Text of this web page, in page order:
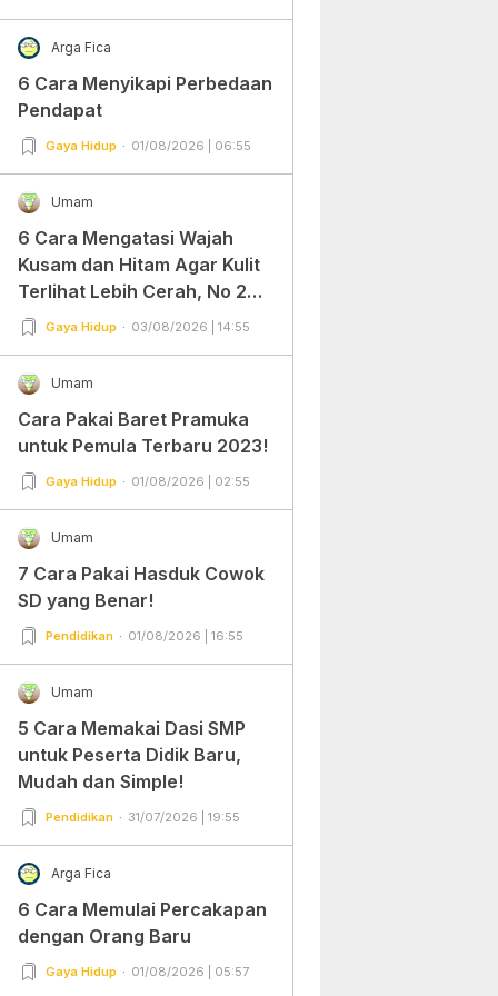
Arga Fica
6 Cara Menyikapi Perbedaan
Pendapat
Gaya Hidup 01/08/2026 | 06:55
Umam
6 Cara Mengatasi Wajah
Kusam dan Hitam Agar Kulit
Terlihat Lebih Cerah, No 2
Gampang Banget dan Mudah
Gaya Hidup 03/08/2026 | 14:55
Umam
Cara Pakai Baret Pramuka
untuk Pemula Terbaru 2023!
Gaya Hidup 01/08/2026 | 02:55
Umam
7 Cara Pakai Hasduk Cowok
SD yang Benar!
Pendidikan 01/08/2026 | 16:55
Umam
5 Cara Memakai Dasi SMP
untuk Peserta Didik Baru,
Mudah dan Simple!
Pendidikan 31/07/2026 | 19:55
Arga Fica
6 Cara Memulai Percakapan
dengan Orang Baru
Gaya Hidup 01/08/2026 | 05:57